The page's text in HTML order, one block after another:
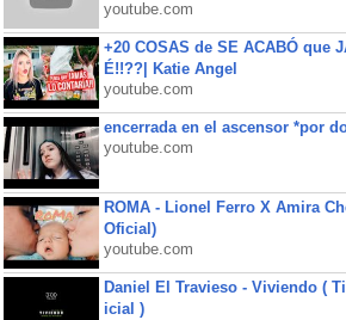
youtube.com
+20 COSAS de SE ACABÓ que
É!!??| Katie Angel
youtube.com
encerrada en el ascensor *por
youtube.com
ROMA - Lionel Ferro X Amira
Oficial)
youtube.com
Daniel El Travieso - Viviendo (
icial )